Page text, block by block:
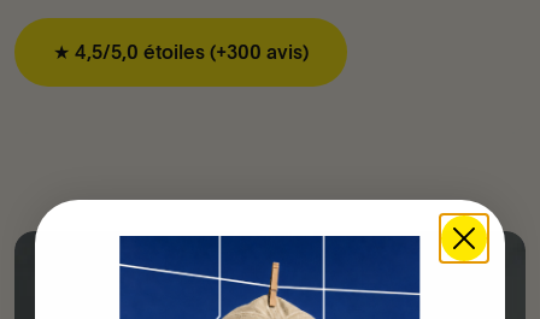
★ 4,5/5,0 étoiles (+300 avis)